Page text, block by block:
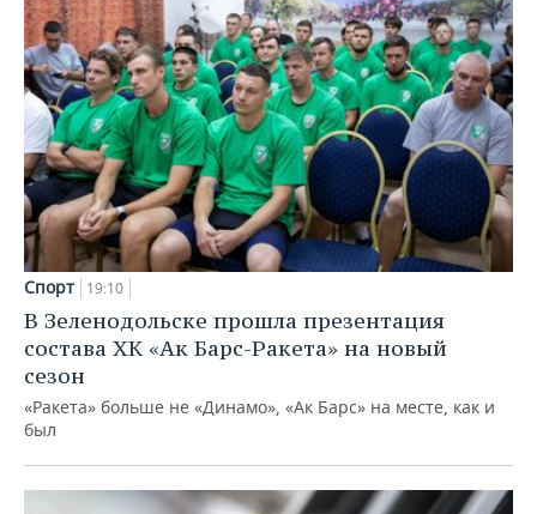
Спорт 19:10
В Зеленодольске прошла презентация
состава ХК «Ак Барс-Ракета» на новый
сезон
«Ракета» больше не «Динамо», «Ак Барс» на месте, как и
был